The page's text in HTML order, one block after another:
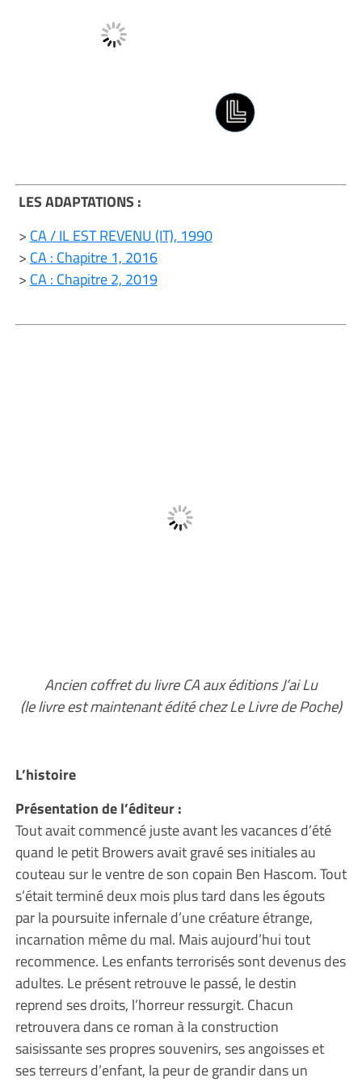
LES ADAPTATIONS :
> CA / IL EST REVENU (IT), 1990
> CA : Chapitre 1, 2016
> CA : Chapitre 2, 2019
Ancien coffret du livre CA aux éditions J’ai Lu
(le livre est maintenant édité chez Le Livre de Poche)
L’histoire
Présentation de l’éditeur :
Tout avait commencé juste avant les vacances d’été
quand le petit Browers avait gravé ses initiales au
couteau sur le ventre de son copain Ben Hascom. Tout
s’était terminé deux mois plus tard dans les égouts
par la poursuite infernale d’une créature étrange,
incarnation même du mal. Mais aujourd’hui tout
recommence. Les enfants terrorisés sont devenus des
adultes. Le présent retrouve le passé, le destin
reprend ses droits, l’horreur ressurgit. Chacun
retrouvera dans ce roman à la construction
saisissante ses propres souvenirs, ses angoisses et
ses terreurs d’enfant, la peur de grandir dans un